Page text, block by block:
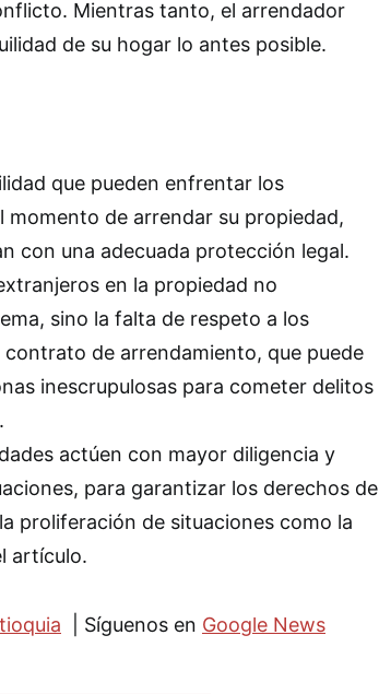
Mientras tanto, el arrendador
de su hogar lo antes posible.
que pueden enfrentar los
momento de arrendar su propiedad,
con una adecuada protección legal.
en la propiedad no
sino la falta de respeto a los
de arrendamiento, que puede
inescrupulosas para cometer delitos
actúen con mayor diligencia y
para garantizar los derechos de
proliferación de situaciones como la
artículo.
| Síguenos en Google News